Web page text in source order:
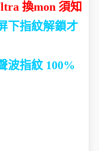
換mon 須知
下指紋解鎖才
波指紋 100%